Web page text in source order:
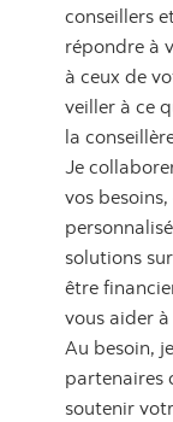
conseillers
répondre à
à ceux de
veiller à ce
la
Je
vos
solutions
être
vous aider
Au besoin,
partenaires
soutenir